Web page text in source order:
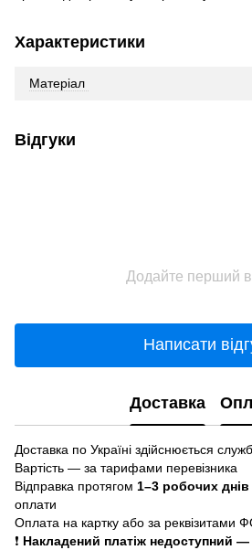
Характеристики
Матеріал
Відгуки
Додайте перший
Написати
Доставка
Доставка по Україні здійснюється
Вартість — за тарифами перевізника
Відправка протягом 1–3 робочих днів
оплати
Оплата на картку або за реквізитами
❗ Накладений платіж недоступний